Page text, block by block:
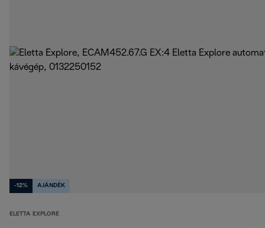
-12% AJÁNDÉK
ELETTA EXPLORE